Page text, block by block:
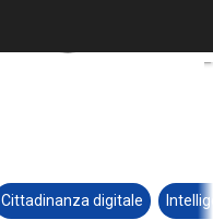
Cittadinanza digitale